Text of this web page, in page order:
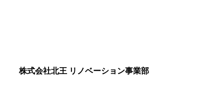
株式会社北王 リノベーション事業部